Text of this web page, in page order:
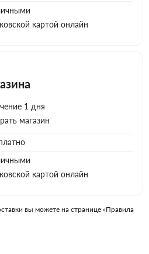
картой онлайн
1 дня
магазин
картой онлайн
вы можете на странице «Правила